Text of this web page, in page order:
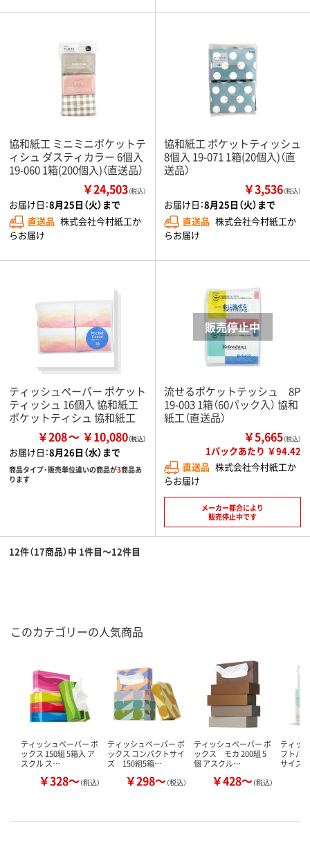
協和紙工 ミニミニポケットテ
ィシュ ダスティカラー 6個入
19-060 1箱(200個入)（直送品）
￥24,503（税込）
お届け日：8月25日（火）まで
直送品 株式会社今村紙工か
らお届け
協和紙工 ポケットティッシュ
8個入 19-071 1箱(20個入)（直
送品）
￥3,536（税込）
お届け日：8月25日（火）まで
直送品 株式会社今村紙工か
らお届け
ティッシュペーパー ポケット
ティッシュ 16個入 協和紙工
ポケットティシュ 協和紙工
￥208 ￥10,080
お届け日：8月26日（水）まで
商品タイプ・販売単位違いの商品が3商品あ
ります
流せるポケットテッシュ 8P
19-003 1箱（60パック入） 協和
紙工（直送品）
￥5,665（税込）
1パックあたり ￥94.42
直送品 株式会社今村紙工か
らお届け
メーカー都合により
販売停止中です
12件（17商品）中 1件目～12件目
このカテゴリーの人気商品
ティッシュペーパー ボ
ックス 150組 5箱入 ア
スクル ス…
￥328～（税込）
ティッシュペーパー ボ
ックス コンパクトサイ
ズ 150組5箱…
￥298～（税込）
ティッシュペーパー ボ
ックス モカ 200組 5
個 アスクル…
￥428～（税込）
ティッ
フトパ
サイ